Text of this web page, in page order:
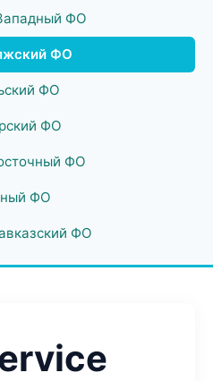
ФО
ФО
ФО
ФО
ФО
ФО
ФО